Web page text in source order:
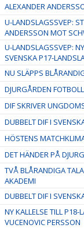
ALEXANDER
U-LANDSLAGSSVEP:
ANDERSSON MOT
U-LANDSLAGSSVEP:
SVENSKA P17-
NU SLÄPPS
DJURGÅRDEN
DIF SKRIVER
DUBBELT DIF I
HÖSTENS
DET HÄNDER PÅ
TVÅ BLÅRANDIGA
AKADEMI
DUBBELT DIF I
NY KALLELSE TILL P18-
VUCENOVIC PERSSON